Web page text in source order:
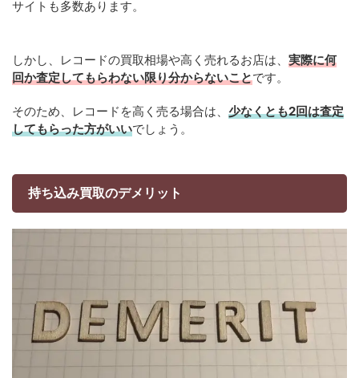
サイトも多数あります。
しかし、レコードの買取相場や高く売れるお店は、 実際に何
回か査定してもらわない限り分からないことです。
そのため、レコードを高く売る場合は、 少なくとも2回は査定
してもらった方がいいでしょう。
持ち込み買取のデメリット